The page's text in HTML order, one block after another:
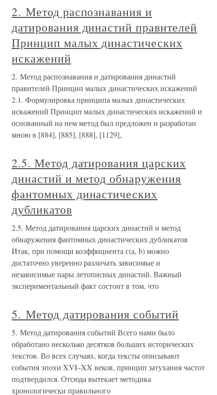
2. Метод распознавания и
датирования династий правителей
Принцип малых династических
искажений
2. Метод распознавания и датирования династий
правителей Принцип малых династических искажений
2.1. Формулировка принципа малых династических
искажений Принцип малых династических искажений и
основанный на нем метод был предложен и разработан
мною в [884], [885], [888], [1129],
2.5. Метод датирования царских
династий и метод обнаружения
фантомных династических
дубликатов
2.5. Метод датирования царских династий и метод
обнаружения фантомных династических дубликатов
Итак, при помощи коэффициента с(а, b) можно
достаточно уверенно различать зависимые и
независимые пары летописных династий. Важный
экспериментальный факт состоит в том, что
5. Метод датирования событий
5. Метод датирования событий Всего нами было
обработано несколько десятков больших исторических
текстов. Во всех случаях, когда тексты описывают
события эпохи XVI–XX веков, принцип затухания частот
подтвердился. Отсюда вытекает методика
хронологически правильного